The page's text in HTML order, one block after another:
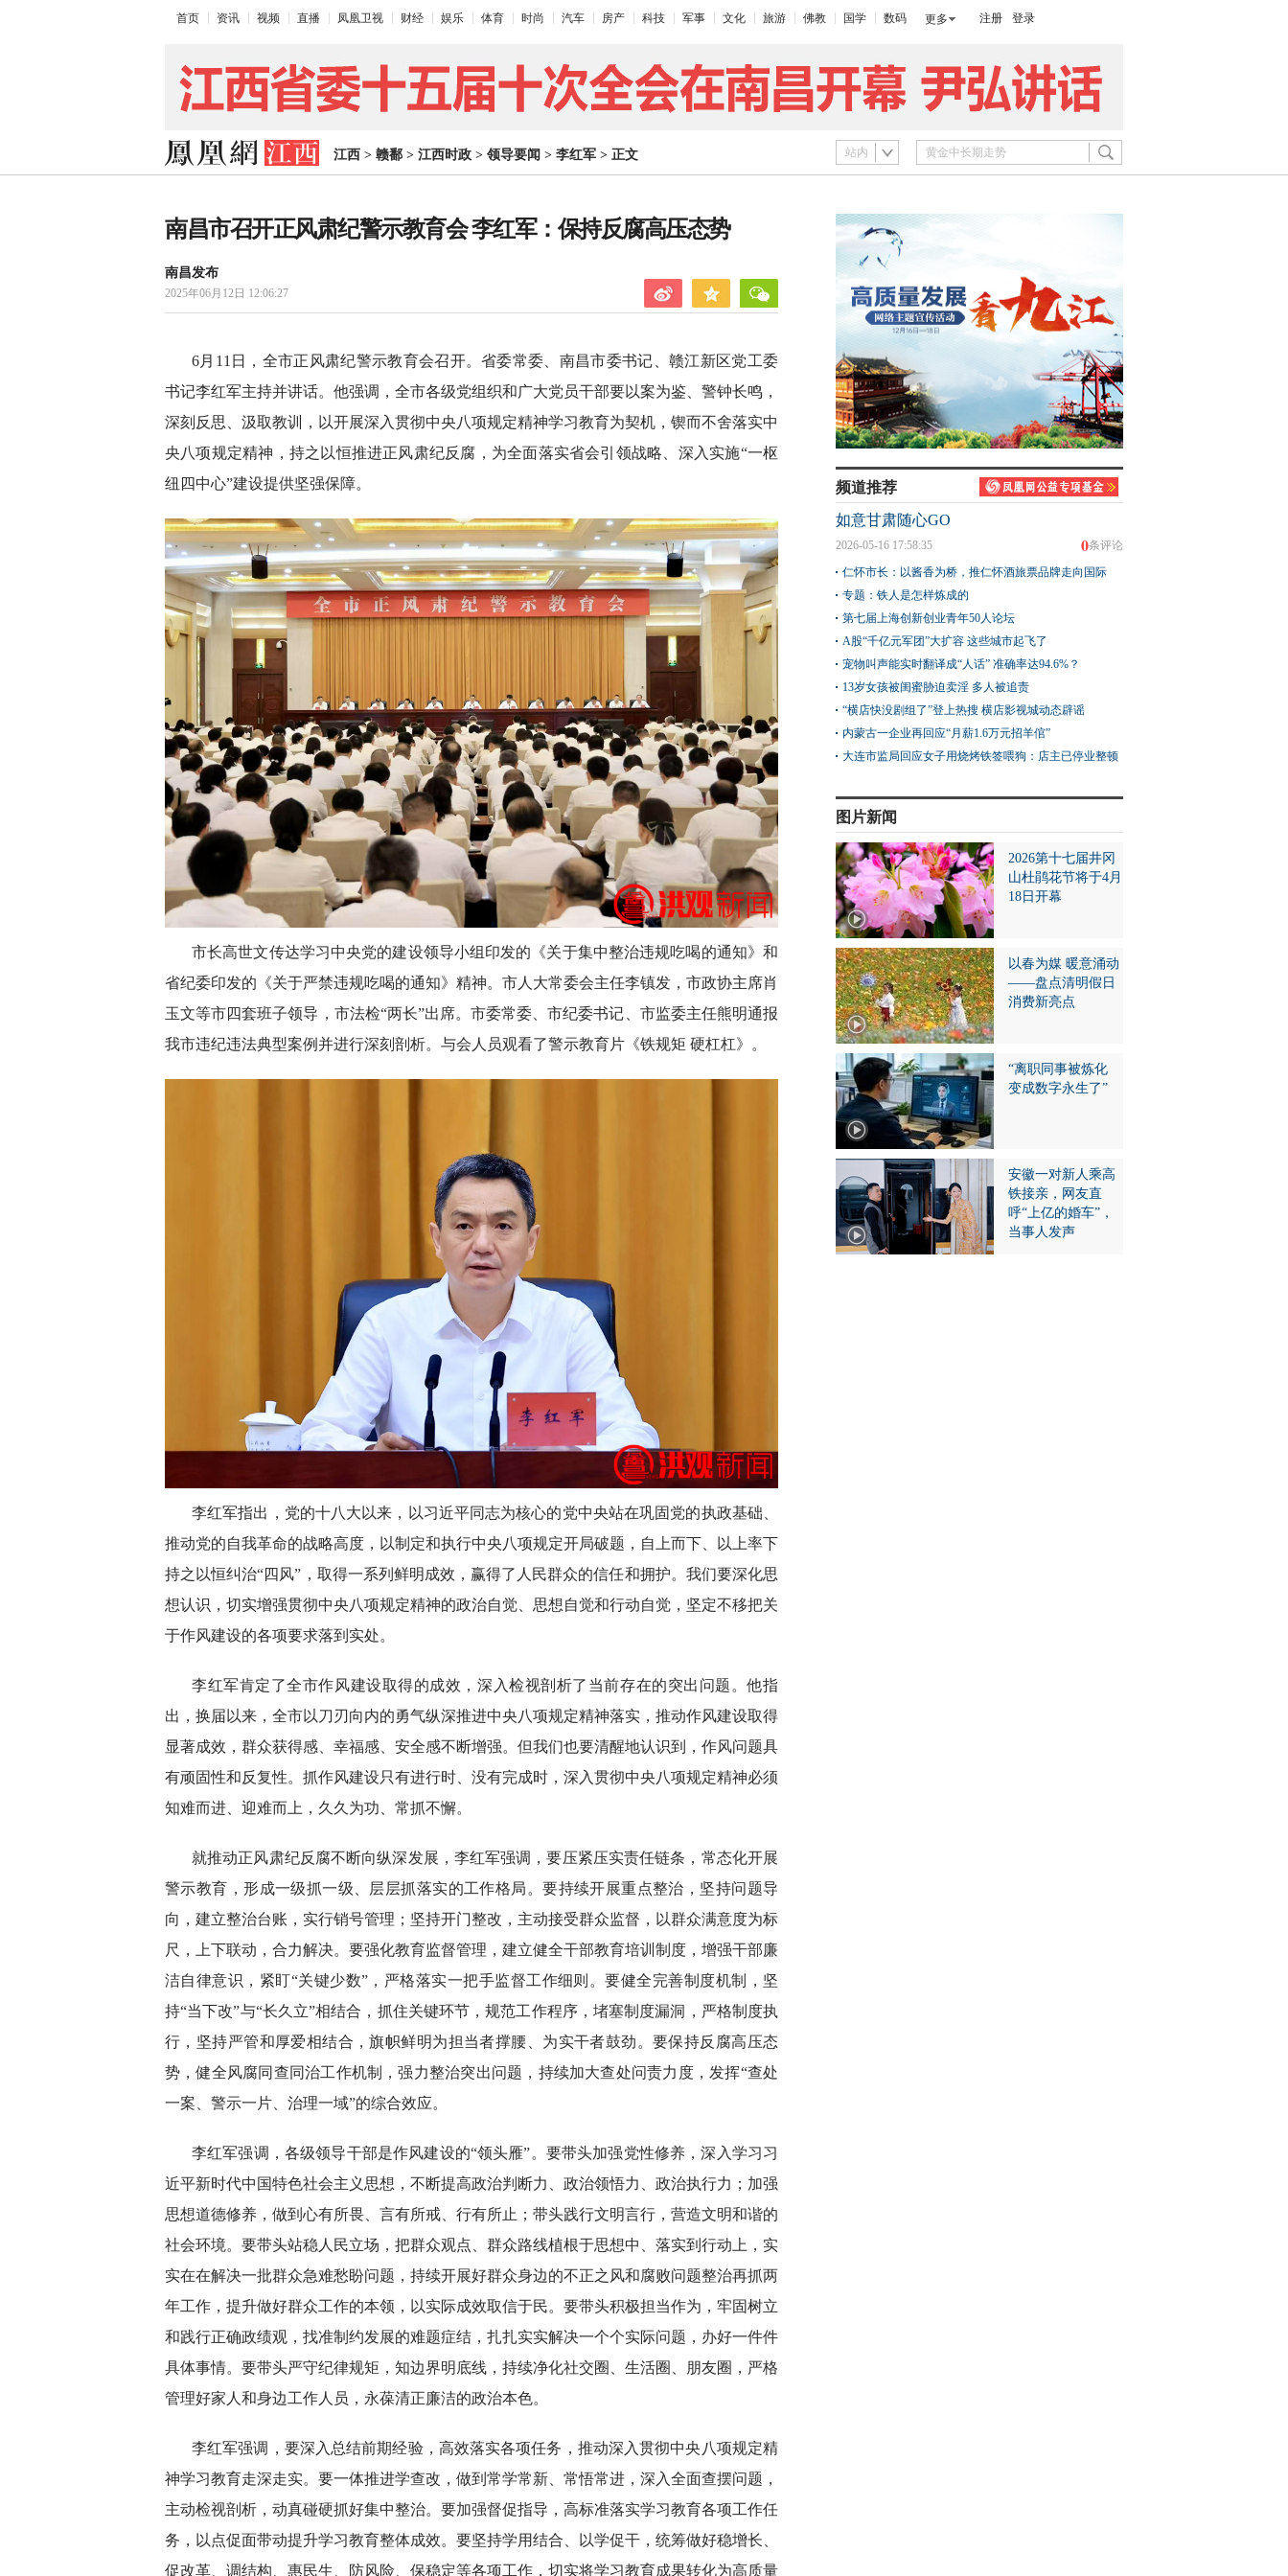
首页 资讯 视频 直播 凤凰卫视 财经 娱乐 体育 时尚 汽车 房产 科技 军事 文化 旅游 佛教 国学 数码 更多 注册 登录
江西 > 赣鄱 > 江西时政 > 领导要闻 > 李红军 > 正文 站内
南昌市召开正风肃纪警示教育会 李红军：保持反腐高压态势
南昌发布
2025年06月12日 12:06:27
6月11日，全市正风肃纪警示教育会召开。省委常委、南昌市委书记、赣江新区党工委
书记李红军主持并讲话。他强调，全市各级党组织和广大党员干部要以案为鉴、警钟长鸣，
深刻反思、汲取教训，以开展深入贯彻中央八项规定精神学习教育为契机，锲而不舍落实中
央八项规定精神，持之以恒推进正风肃纪反腐，为全面落实省会引领战略、深入实施“一枢
纽四中心”建设提供坚强保障。
市长高世文传达学习中央党的建设领导小组印发的《关于集中整治违规吃喝的通知》和
省纪委印发的《关于严禁违规吃喝的通知》精神。市人大常委会主任李镇发，市政协主席肖
玉文等市四套班子领导，市法检“两长”出席。市委常委、市纪委书记、市监委主任熊明通报
我市违纪违法典型案例并进行深刻剖析。与会人员观看了警示教育片《铁规矩 硬杠杠》。
李红军指出，党的十八大以来，以习近平同志为核心的党中央站在巩固党的执政基础、
推动党的自我革命的战略高度，以制定和执行中央八项规定开局破题，自上而下、以上率下
持之以恒纠治“四风”，取得一系列鲜明成效，赢得了人民群众的信任和拥护。我们要深化思
想认识，切实增强贯彻中央八项规定精神的政治自觉、思想自觉和行动自觉，坚定不移把关
于作风建设的各项要求落到实处。
李红军肯定了全市作风建设取得的成效，深入检视剖析了当前存在的突出问题。他指
出，换届以来，全市以刀刃向内的勇气纵深推进中央八项规定精神落实，推动作风建设取得
显著成效，群众获得感、幸福感、安全感不断增强。但我们也要清醒地认识到，作风问题具
有顽固性和反复性。抓作风建设只有进行时、没有完成时，深入贯彻中央八项规定精神必须
知难而进、迎难而上，久久为功、常抓不懈。
就推动正风肃纪反腐不断向纵深发展，李红军强调，要压紧压实责任链条，常态化开展
警示教育，形成一级抓一级、层层抓落实的工作格局。要持续开展重点整治，坚持问题导
向，建立整治台账，实行销号管理；坚持开门整改，主动接受群众监督，以群众满意度为标
尺，上下联动，合力解决。要强化教育监督管理，建立健全干部教育培训制度，增强干部廉
洁自律意识，紧盯“关键少数”，严格落实一把手监督工作细则。要健全完善制度机制，坚
持“当下改”与“长久立”相结合，抓住关键环节，规范工作程序，堵塞制度漏洞，严格制度执
行，坚持严管和厚爱相结合，旗帜鲜明为担当者撑腰、为实干者鼓劲。要保持反腐高压态
势，健全风腐同查同治工作机制，强力整治突出问题，持续加大查处问责力度，发挥“查处
一案、警示一片、治理一域”的综合效应。
李红军强调，各级领导干部是作风建设的“领头雁”。要带头加强党性修养，深入学习习
近平新时代中国特色社会主义思想，不断提高政治判断力、政治领悟力、政治执行力；加强
思想道德修养，做到心有所畏、言有所戒、行有所止；带头践行文明言行，营造文明和谐的
社会环境。要带头站稳人民立场，把群众观点、群众路线植根于思想中、落实到行动上，实
实在在解决一批群众急难愁盼问题，持续开展好群众身边的不正之风和腐败问题整治再抓两
年工作，提升做好群众工作的本领，以实际成效取信于民。要带头积极担当作为，牢固树立
和践行正确政绩观，找准制约发展的难题症结，扎扎实实解决一个个实际问题，办好一件件
具体事情。要带头严守纪律规矩，知边界明底线，持续净化社交圈、生活圈、朋友圈，严格
管理好家人和身边工作人员，永葆清正廉洁的政治本色。
李红军强调，要深入总结前期经验，高效落实各项任务，推动深入贯彻中央八项规定精
神学习教育走深走实。要一体推进学查改，做到常学常新、常悟常进，深入全面查摆问题，
主动检视剖析，动真碰硬抓好集中整治。要加强督促指导，高标准落实学习教育各项工作任
务，以点促面带动提升学习教育整体成效。要坚持学用结合、以学促干，统筹做好稳增长、
促改革、调结构、惠民生、防风险、保稳定等各项工作，切实将学习教育成果转化为高质量
频道推荐
如意甘肃随心GO
0条评论
2026-05-16 17:58:35
仁怀市长：以酱香为桥，推仁怀酒旅票品牌走向国际
专题：铁人是怎样炼成的
第七届上海创新创业青年50人论坛
A股“千亿元军团”大扩容 这些城市起飞了
宠物叫声能实时翻译成“人话” 准确率达94.6%？
13岁女孩被闺蜜胁迫卖淫 多人被追责
“横店快没剧组了”登上热搜 横店影视城动态辟谣
内蒙古一企业再回应“月薪1.6万元招羊倌”
大连市监局回应女子用烧烤铁签喂狗：店主已停业整顿
图片新闻
2026第十七届井冈
山杜鹃花节将于4月
18日开幕
以春为媒 暖意涌动
——盘点清明假日
消费新亮点
“离职同事被炼化
变成数字永生了”
安徽一对新人乘高
铁接亲，网友直
呼“上亿的婚车”，
当事人发声